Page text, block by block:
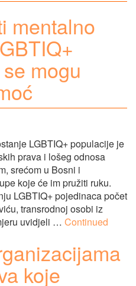
mentalno
mogu
LGBTIQ+ populacije je
prava i lošeg odnosa
srećom u Bosni i
koje će im pružiti ruku.
LGBTIQ+ pojedinaca počet
transrodnoj osobi iz
uvidjeli … Continued
koje